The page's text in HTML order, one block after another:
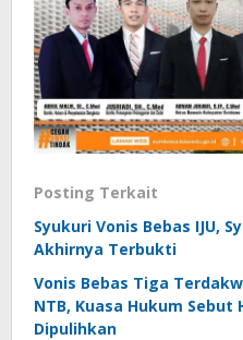
Posting Terkait
Syukuri Vonis Bebas IJU,
Akhirnya Terbukti
Vonis Bebas Tiga
NTB, Kuasa Hukum Sebut
Dipulihkan